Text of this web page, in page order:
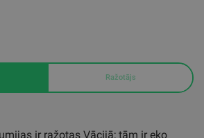
Ražotājs
ir ražotas Vācijā; tām ir eko